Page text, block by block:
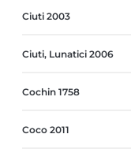
Ciuti 2003
Ciuti, Lunatici 2006
Cochin 1758
Coco 2011